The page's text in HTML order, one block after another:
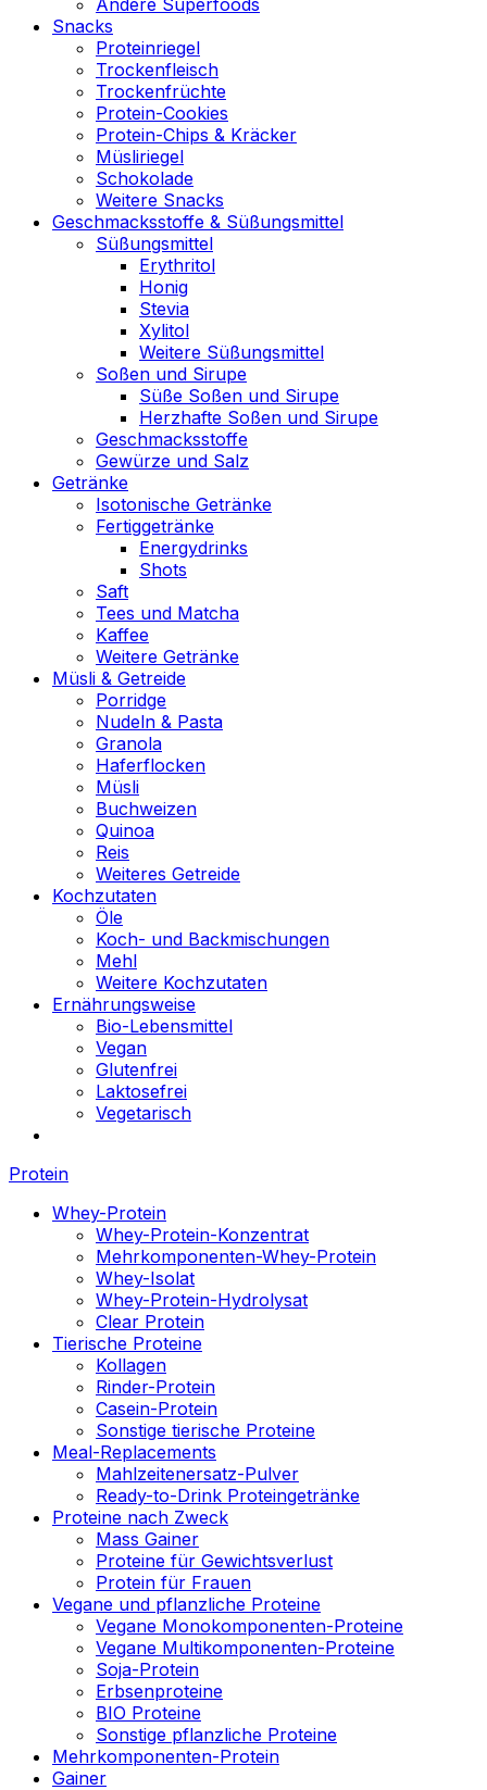
Snacks
Proteinriegel
Trockenfleisch
Trockenfrüchte
Protein-Cookies
Protein-Chips & Kräcker
Müsliriegel
Schokolade
Weitere Snacks
Geschmacksstoffe & Süßungsmittel
Süßungsmittel
Erythritol
Honig
Stevia
Xylitol
Weitere Süßungsmittel
Soßen und Sirupe
Süße Soßen und Sirupe
Herzhafte Soßen und Sirupe
Geschmacksstoffe
Gewürze und Salz
Getränke
Isotonische Getränke
Fertiggetränke
Energydrinks
Shots
Saft
Tees und Matcha
Kaffee
Weitere Getränke
Müsli & Getreide
Porridge
Nudeln & Pasta
Granola
Haferflocken
Müsli
Buchweizen
Quinoa
Reis
Weiteres Getreide
Kochzutaten
Öle
Koch- und Backmischungen
Mehl
Weitere Kochzutaten
Ernährungsweise
Bio-Lebensmittel
Vegan
Glutenfrei
Laktosefrei
Vegetarisch
Protein
Whey-Protein
Whey-Protein-Konzentrat
Mehrkomponenten-Whey-Protein
Whey-Isolat
Whey-Protein-Hydrolysat
Clear Protein
Tierische Proteine
Kollagen
Rinder-Protein
Casein-Protein
Sonstige tierische Proteine
Meal-Replacements
Mahlzeitenersatz-Pulver
Ready-to-Drink Proteingetränke
Proteine nach Zweck
Mass Gainer
Proteine für Gewichtsverlust
Protein für Frauen
Vegane und pflanzliche Proteine
Vegane Monokomponenten-Proteine
Vegane Multikomponenten-Proteine
Soja-Protein
Erbsenproteine
BIO Proteine
Sonstige pflanzliche Proteine
Mehrkomponenten-Protein
Gainer